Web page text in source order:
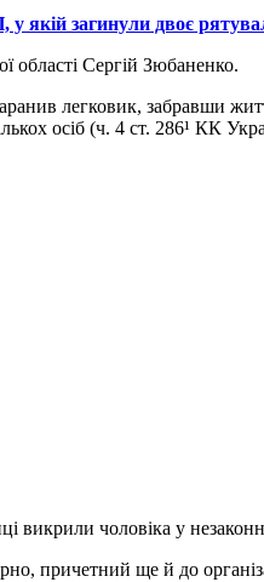
у якій загинули двоє
області Сергій Зюбаненко.
легковик, забравши
осіб (ч. 4 ст. 286¹ КК
викрили чоловіка у
ще й до